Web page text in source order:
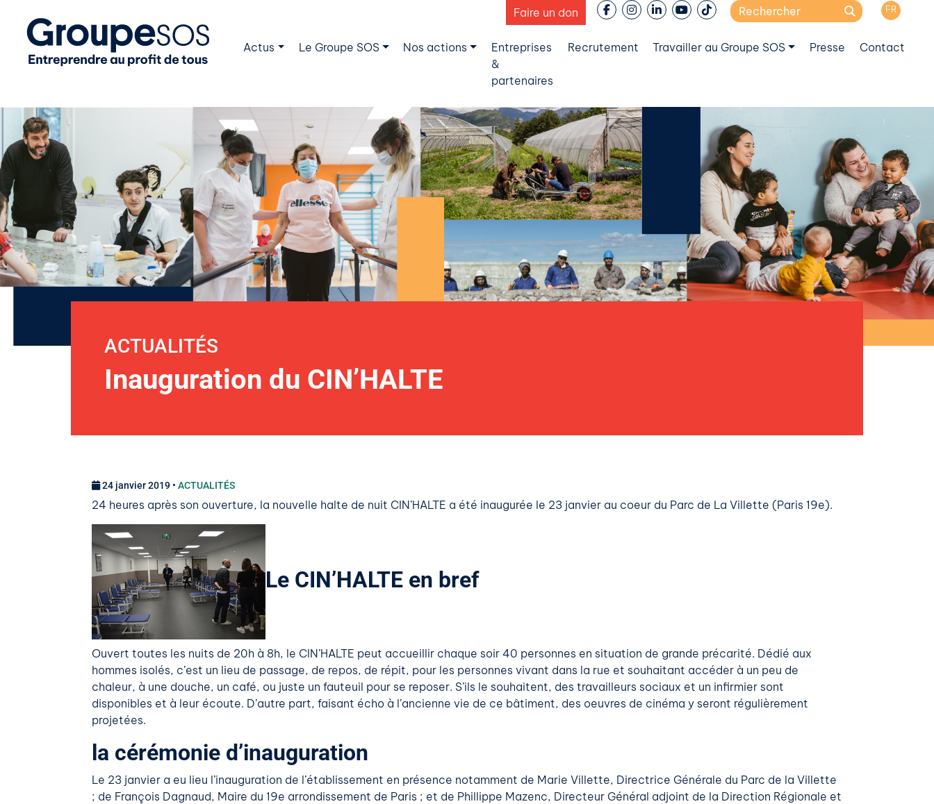
Faire un don
Search
FR
Actus Le Groupe SOS Nos actions
Entreprises
&
partenaires
Recrutement Travailler au Groupe SOS Presse Contact
ACTUALITÉS
Inauguration du CIN’HALTE
24 janvier 2019 • ACTUALITÉS
24 heures après son ouverture, la nouvelle halte de nuit CIN’HALTE a été inaugurée le 23 janvier au coeur du Parc de La Villette (Paris 19e).
Le CIN’HALTE en bref
Ouvert toutes les nuits de 20h à 8h, le CIN’HALTE peut accueillir chaque soir 40 personnes en situation de grande précarité. Dédié aux
hommes isolés, c’est un lieu de passage, de repos, de répit, pour les personnes vivant dans la rue et souhaitant accéder à un peu de
chaleur, à une douche, un café, ou juste un fauteuil pour se reposer. S’ils le souhaitent, des travailleurs sociaux et un infirmier sont
disponibles et à leur écoute. D’autre part, faisant écho à l’ancienne vie de ce bâtiment, des oeuvres de cinéma y seront régulièrement
projetées.
la cérémonie d’inauguration
Le 23 janvier a eu lieu l’inauguration de l’établissement en présence notamment de Marie Villette, Directrice Générale du Parc de la Villette
; de François Dagnaud, Maire du 19e arrondissement de Paris ; et de Phillippe Mazenc, Directeur Général adjoint de la Direction Régionale et